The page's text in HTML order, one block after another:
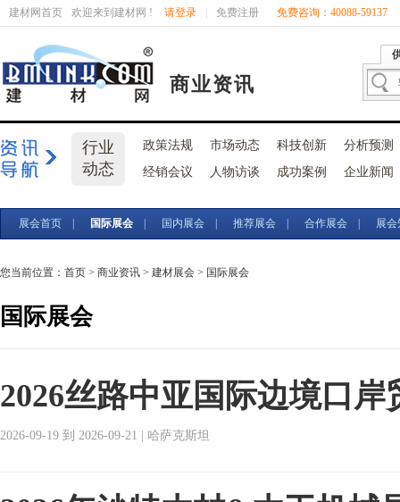
建材网首页 欢迎来到建材网 ! 请登录 免费注册 免费咨询：40088-59137
商业资讯
行业
动态
政策法规 市场动态 科技创新
分析预测
经销会议
人物访谈 成功案例 企业新闻
展会首页 国际展会 国内展会 推荐展会 合作展会 展会
您当前位置： 首页 > 商业资讯 > 建材展会 > 国际展会
国际展会
2026丝路中亚国际边境口岸
2026-09-19 到 2026-09-21 | 哈萨克斯坦